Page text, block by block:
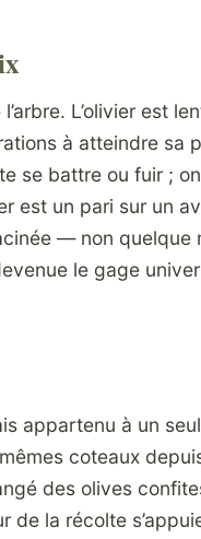
L’olivier est
à atteindre sa
se battre ou fuir ;
est un pari sur un
— non
le gage
appartenu à un
coteaux
des olives
la récolte